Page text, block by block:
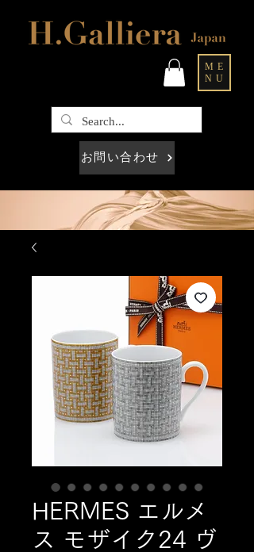
ME
NU
お問い合わせ
HERMES エルメ
ス モザイク24 ヴ